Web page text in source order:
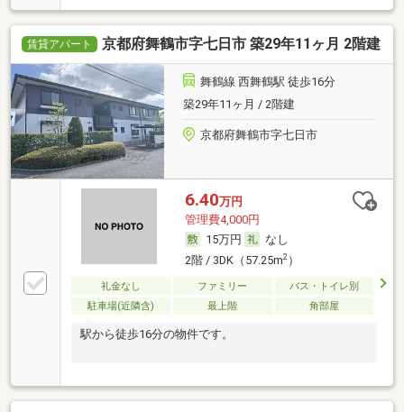
賃貸アパート 京都府舞鶴市字七日市 築29年11ヶ月 2階建
舞鶴線 西舞鶴駅 徒歩16分
築29年11ヶ月 / 2階建
京都府舞鶴市字七日市
6.40万円
管理費4,000円
15万円
なし
2階 / 3DK（57.25m2）
礼金なし ファミリー
バス・トイレ別
駐車場(近隣含)
最上階 角部屋
駅から徒歩16分の物件です。